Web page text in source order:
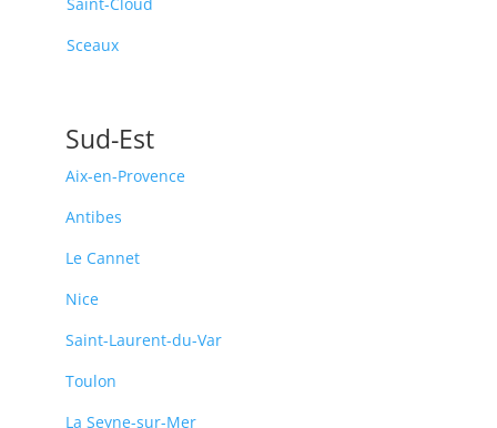
Sceaux
Sud-Est
Aix-en-Provence
Antibes
Le Cannet
Nice
Saint-Laurent-du-Var
Toulon
La Seyne-sur-Mer